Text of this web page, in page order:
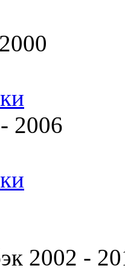
2006
2002 -